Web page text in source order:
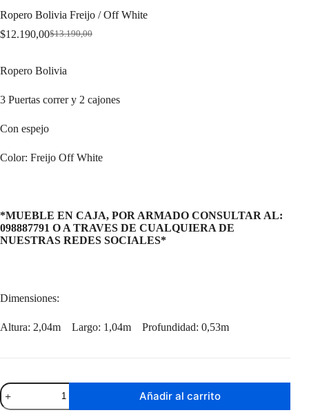
Ropero Bolivia Freijo / Off White
$13.190,00
Original
was:
$13.190,00.
$12.190,00Current
is:
$12.190,00.
Ropero Bolivia
3 Puertas correr y 2 cajones
Con espejo
Color: Freijo Off White
*MUEBLE EN CAJA, POR ARMADO CONSULTAR AL:
098887791 O A TRAVES DE CUALQUIERA DE
NUESTRAS REDES SOCIALES*
Dimensiones:
Altura: 2,04m Largo: 1,04m Profundidad: 0,53m
Ropero
Bolivia
Freijo
Añadir al carrito